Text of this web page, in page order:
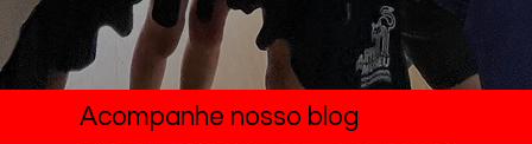
Acompanhe nosso blog